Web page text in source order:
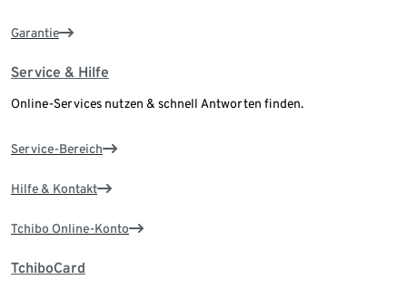
Garantie
Service & Hilfe
Online-Services nutzen & schnell Antworten finden.
Service-Bereich
Hilfe & Kontakt
Tchibo Online-Konto
TchiboCard